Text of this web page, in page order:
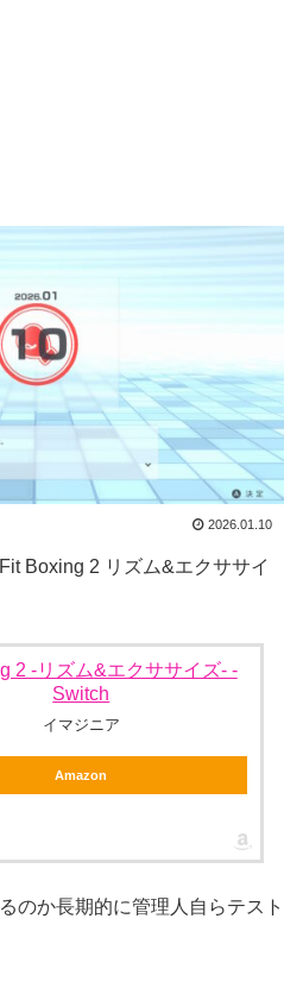
2026.01.10
Boxing 2 リズム&エクササイ
2 -リズム&エクササイズ- -
Switch
イマジニア
Amazon
のか長期的に管理人自らテスト